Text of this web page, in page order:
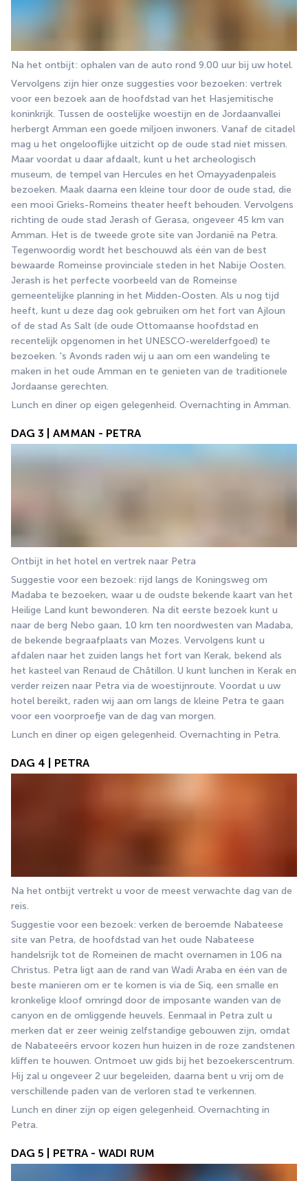
Na het ontbijt: ophalen van de auto rond 9.00 uur bij uw hotel.
Vervolgens zijn hier onze suggesties voor bezoeken: vertrek
voor een bezoek aan de hoofdstad van het Hasjemitische
koninkrijk. Tussen de oostelijke woestijn en de Jordaanvallei
herbergt Amman een goede miljoen inwoners. Vanaf de citadel
mag u het ongelooflijke uitzicht op de oude stad niet missen.
Maar voordat u daar afdaalt, kunt u het archeologisch
museum, de tempel van Hercules en het Omayyadenpaleis
bezoeken. Maak daarna een kleine tour door de oude stad, die
een mooi Grieks-Romeins theater heeft behouden. Vervolgens
richting de oude stad Jerash of Gerasa, ongeveer 45 km van
Amman. Het is de tweede grote site van Jordanië na Petra.
Tegenwoordig wordt het beschouwd als één van de best
bewaarde Romeinse provinciale steden in het Nabije Oosten.
Jerash is het perfecte voorbeeld van de Romeinse
gemeentelijke planning in het Midden-Oosten. Als u nog tijd
heeft, kunt u deze dag ook gebruiken om het fort van Ajloun
of de stad As Salt (de oude Ottomaanse hoofdstad en
recentelijk opgenomen in het UNESCO-werelderfgoed) te
bezoeken. 's Avonds raden wij u aan om een wandeling te
maken in het oude Amman en te genieten van de traditionele
Jordaanse gerechten.
Lunch en diner op eigen gelegenheid. Overnachting in Amman.
DAG 3 | AMMAN - PETRA
Ontbijt in het hotel en vertrek naar Petra
Suggestie voor een bezoek: rijd langs de Koningsweg om
Madaba te bezoeken, waar u de oudste bekende kaart van het
Heilige Land kunt bewonderen. Na dit eerste bezoek kunt u
naar de berg Nebo gaan, 10 km ten noordwesten van Madaba,
de bekende begraafplaats van Mozes. Vervolgens kunt u
afdalen naar het zuiden langs het fort van Kerak, bekend als
het kasteel van Renaud de Châtillon. U kunt lunchen in Kerak en
verder reizen naar Petra via de woestijnroute. Voordat u uw
hotel bereikt, raden wij aan om langs de kleine Petra te gaan
voor een voorproefje van de dag van morgen.
Lunch en diner op eigen gelegenheid. Overnachting in Petra.
DAG 4 | PETRA
Na het ontbijt vertrekt u voor de meest verwachte dag van de
reis.
Suggestie voor een bezoek: verken de beroemde Nabateese
site van Petra, de hoofdstad van het oude Nabateese
handelsrijk tot de Romeinen de macht overnamen in 106 na
Christus. Petra ligt aan de rand van Wadi Araba en één van de
beste manieren om er te komen is via de Siq, een smalle en
kronkelige kloof omringd door de imposante wanden van de
canyon en de omliggende heuvels. Eenmaal in Petra zult u
merken dat er zeer weinig zelfstandige gebouwen zijn, omdat
de Nabateeërs ervoor kozen hun huizen in de roze zandstenen
kliffen te houwen. Ontmoet uw gids bij het bezoekerscentrum.
Hij zal u ongeveer 2 uur begeleiden, daarna bent u vrij om de
verschillende paden van de verloren stad te verkennen.
Lunch en diner zijn op eigen gelegenheid. Overnachting in
Petra.
DAG 5 | PETRA - WADI RUM